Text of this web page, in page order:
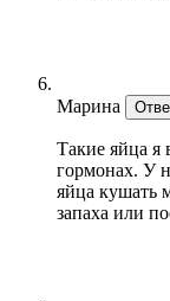
Марина
Такие яйца я
гормонах. У
яйца кушать
запаха или